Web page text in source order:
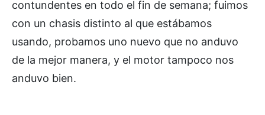
contundentes en todo el fin de semana; fuimos
con un chasis distinto al que estábamos
usando, probamos uno nuevo que no anduvo
de la mejor manera, y el motor tampoco nos
anduvo bien.